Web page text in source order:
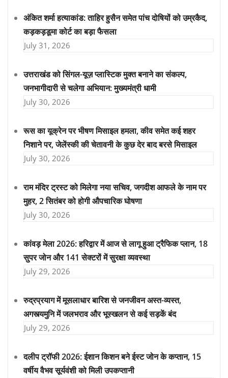
अंकित शर्मा हत्याकांड: ताहिर हुसैन समेत पांच दोषियों को उम्रकैद,
कड़कड़डूमा कोर्ट का बड़ा फैसला
July 31, 2026
उत्तराखंड को सिंगल-यूज़ प्लास्टिक मुक्त बनाने का संकल्प,
जनभागीदारी से चलेगा अभियान: मुख्यमंत्री धामी
July 30, 2026
रूस का यूक्रेन पर भीषण मिसाइल हमला, कीव समेत कई शहर
निशाने पर, जेलेंस्की की चेतावनी के कुछ देर बाद बरसे मिसाइल
July 30, 2026
राम मंदिर ट्रस्ट को मिलेगा नया सचिव, जगदीश आफले के नाम पर
मुहर, 2 सितंबर को होगी औपचारिक घोषणा
July 30, 2026
कांवड़ मेला 2026: हरिद्वार में आज से लागू हुआ ट्रैफिक प्लान, 18
सुपर जोन और 141 सेक्टरों में सुरक्षा व्यवस्था
July 29, 2026
रुद्रप्रयाग में मूसलाधार बारिश से जनजीवन अस्त-व्यस्त,
अगस्त्यमुनि में जलभराव और भूस्खलन से कई सड़कें बंद
July 29, 2026
दलीप ट्रॉफी 2026: ईशान किशन बने ईस्ट जोन के कप्तान, 15
वर्षीय वैभव सूर्यवंशी को मिली उपकप्तानी